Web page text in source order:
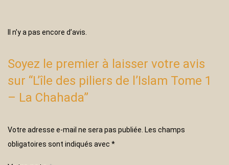
Il n’y a pas encore d’avis.
Soyez le premier à laisser votre avis
sur “L’île des piliers de l’Islam Tome 1
– La Chahada”
Votre adresse e-mail ne sera pas publiée. Les champs
obligatoires sont indiqués avec *